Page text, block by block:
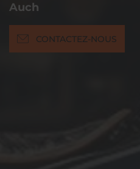
Auch
CONTACTEZ-NOUS